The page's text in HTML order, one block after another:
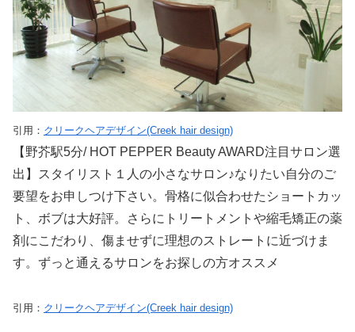
引用： クリークヘアデザイン(Creek hair design)
【野芥駅5分/ HOT PEPPER Beauty AWARD注目サロン選
出】スタイリスト１人の小さなサロン♪なりたい自分のご
要望をお申しつけ下さい。骨格に似合わせたショートカッ
ト、ボブは大好評。さらにトリートメントや縮毛矯正の薬
剤にこだわり、傷ませずに理想のストレートに近づけま
す。ずっと通えるサロンをお探しの方オススメ
引用： クリークヘアデザイン(Creek hair design)